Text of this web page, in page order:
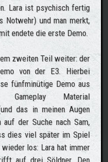
Lara ist psychisch fertig
Notwehr) und man merkt,
endete die erste Demo.
zweiten Teil weiter: der
von der E3. Hierbei
fünfminütige Demo aus
Material
das in meinen Augen
der Suche nach Sam,
dies viel später im Spiel
los: Lara hat immer